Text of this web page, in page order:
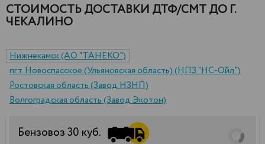
СТОИМОСТЬ ДОСТАВКИ ДТФ/СМТ ДО Г.
ЧЕКАЛИНО
Нижнекамск (АО "ТАНЕКО")
пгт. Новоспасское (Ульяновская область) (НПЗ "НС-Ойл")
Ростовская область (Завод НЗНП)
Волгоградская область (Завод Экотон)
Бензовоз30 куб.